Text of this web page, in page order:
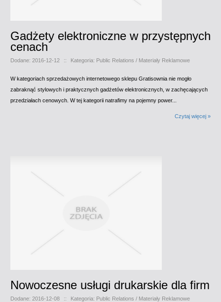
Gadżety elektroniczne w przystępnych
cenach
Dodane: 2016-12-12 :: Kategoria: Public Relations / Materiały Reklamowe
W kategoriach sprzedażowych internetowego sklepu Gratisownia nie mogło
zabraknąć stylowych i praktycznych gadżetów elektronicznych, w zachęcających
przedziałach cenowych. W tej kategorii natrafimy na pojemny power...
Czytaj więcej »
Nowoczesne usługi drukarskie dla firm
Dodane: 2016-12-08 :: Kategoria: Public Relations / Materiały Reklamowe